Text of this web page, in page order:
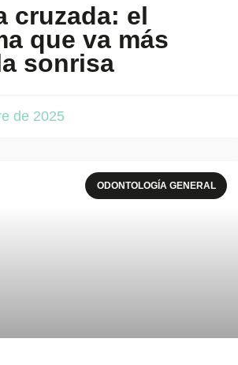
cruzada: el
que va más
sonrisa
de 2025
ODONTOLOGÍA GENERAL